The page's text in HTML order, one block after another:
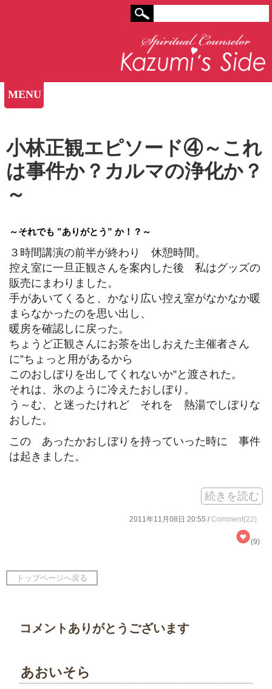
MENU
小林正観エピソード④～これ
は事件か？カルマの浄化か？
～
～それでも ”ありがとう” か！？～
３時間講演の前半が終わり 休憩時間。
控え室に一旦正観さんを案内した後 私はグッズの
販売にまわりました。
手があいてくると、かなり広い控え室がなかなか暖
まらなかったのを思い出し、
暖房を確認しに戻った。
ちょうど正観さんにお茶を出しおえた主催者さん
に”ちょっと用があるから
このおしぼりを出してくれないか”と渡された。
それは、氷のように冷えたおしぼり。
う～む、と迷ったけれど それを 熱湯でしぼりな
おした。
この あったかおしぼりを持っていった時に 事件
は起きました。
続きを読む
2011年11月08日 20:55 /Comment(22)
(9)
トップページへ戻る
コメントありがとうございます
あおいそら